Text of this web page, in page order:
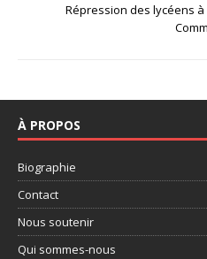
Répression des lycéens à
À PROPOS
Biographie
Contact
Nous soutenir
Qui sommes-nous